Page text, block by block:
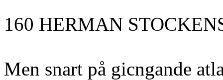
160 HERMAN
Men snart på gicngande